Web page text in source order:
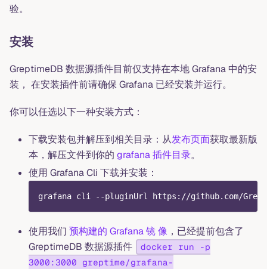
验。
安装
GreptimeDB 数据源插件目前仅支持在本地 Grafana 中的安
装， 在安装插件前请确保 Grafana 已经安装并运行。
你可以任选以下一种安装方式：
下载安装包并解压到相关目录：从发布页面获取最新版
本，解压文件到你的 grafana 插件目录。
使用 Grafana Cli 下载并安装：
grafana cli --pluginUrl https://github.com/
使用我们 预构建的 Grafana 镜 像 ，已经提前包含了
GreptimeDB 数据源插件
docker run -p
3000:3000 greptime/grafana-